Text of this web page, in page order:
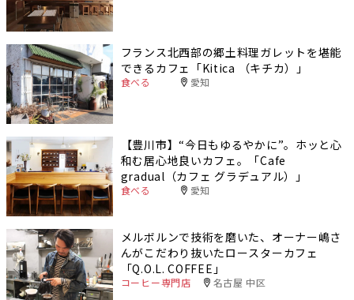
フランス北西部の郷土料理ガレットを堪能
できるカフェ「Kitica （キチカ）」
食べる 愛知
【豊川市】“今日もゆるやかに”。ホッと心
和む居心地良いカフェ。「Cafe
gradual（カフェ グラデュアル）」
食べる 愛知
メルボルンで技術を磨いた、オーナー嶋さ
んがこだわり抜いたロースターカフェ
「Q.O.L. COFFEE」
コーヒー専門店 名古屋 中区